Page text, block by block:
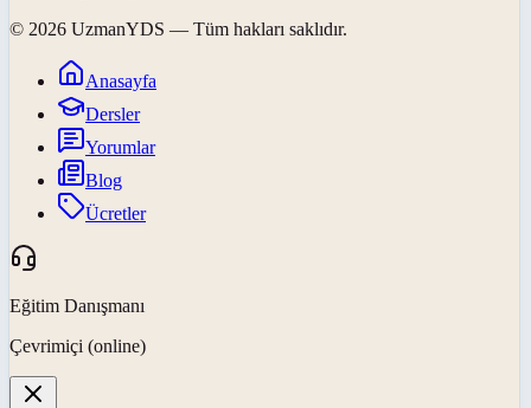
© 2026 UzmanYDS — Tüm hakları saklıdır.
Anasayfa
Dersler
Yorumlar
Blog
Ücretler
Eğitim Danışmanı
Çevrimiçi (online)